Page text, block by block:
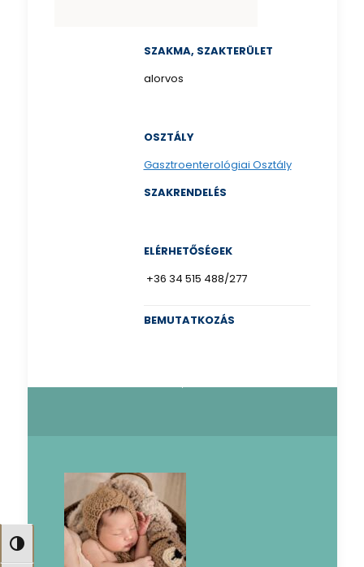
Nagy kontraszt váltása
SZAKMA, SZAKTERÜLET
alorvos
OSZTÁLY
Gasztroenterológiai Osztály
SZAKRENDELÉS
ELÉRHETŐSÉGEK
+36 34 515 488/277
BEMUTATKOZÁS